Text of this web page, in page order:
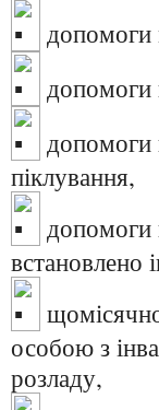
допомоги
допомоги
допомоги
піклування,
допомоги
встановлено
особою з
розладу,